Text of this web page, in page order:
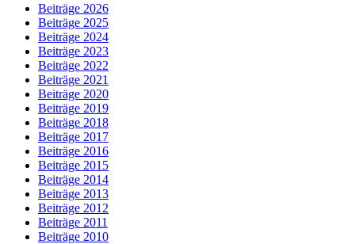
Beiträge 2026
Beiträge 2025
Beiträge 2024
Beiträge 2023
Beiträge 2022
Beiträge 2021
Beiträge 2020
Beiträge 2019
Beiträge 2018
Beiträge 2017
Beiträge 2016
Beiträge 2015
Beiträge 2014
Beiträge 2013
Beiträge 2012
Beiträge 2011
Beiträge 2010